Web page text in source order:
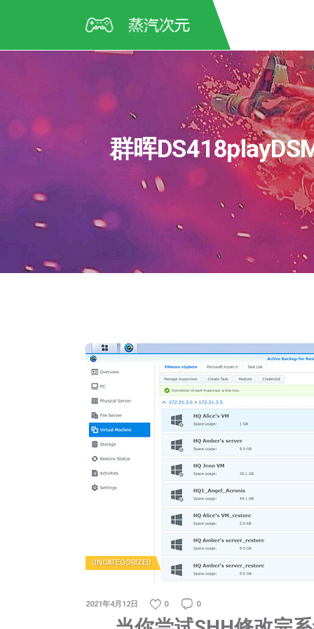
群晖
UNCATEGORIZED
2021年4月12日 0 0